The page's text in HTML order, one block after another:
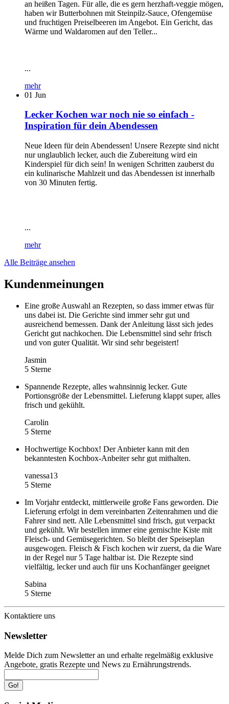
an heißen Tagen. Für alle, die es gern herzhaft-veggie mögen,
haben wir Butterbohnen mit Steinpilz-Sauce, Ofengemüse
und fruchtigen Preiselbeeren im Angebot. Ein Gericht, das
Wärme und Waldaromen auf den Teller...
...
mehr
01 Jun
Lecker Kochen war noch nie so einfach -
Inspiration für dein Abendessen
Neue Ideen für dein Abendessen! Unsere Rezepte sind nicht
nur unglaublich lecker, auch die Zubereitung wird ein
Kinderspiel für dich sein! In wenigen Schritten zauberst du
ein kulinarische Mahlzeit und das Abendessen ist innerhalb
von 30 Minuten fertig.
...
mehr
Alle Beiträge ansehen
Kundenmeinungen
Eine große Auswahl an Rezepten, so dass immer etwas für
uns dabei ist. Die Gerichte sind immer sehr gut und
ausreichend bemessen. Dank der Anleitung lässt sich jedes
Gericht gut nachkochen. Die Lebensmittel sind sehr frisch
und von guter Qualität. Wir sind sehr begeistert!
Jasmin
5 Sterne
Spannende Rezepte, alles wahnsinnig lecker. Gute
Portionsgröße der Lebensmittel. Lieferung klappt super, alles
frisch und gekühlt.
Carolin
5 Sterne
Hochwertige Kochbox! Der Anbieter kann mit den
bekanntesten Kochbox-Anbeiter sehr gut mithalten.
vanessa13
5 Sterne
Im Vorjahr entdeckt, mittlerweile große Fans geworden. Die
Lieferung erfolgt in dem vereinbarten Zeitenrahmen und die
Fahrer sind nett. Alle Lebensmittel sind frisch, gut verpackt
und gekühlt. Wir bestellen immer eine gemischte Kiste mit
Fleisch- und Gemüsegerichten. So bleibt der Speiseplan
ausgewogen. Fleisch & Fisch kochen wir zuerst, da die Ware
in der Regel nur 5 Tage haltbar ist. Die Rezepte sind
vielfältig, lecker und auch für uns Kochanfänger geeignet
Sabina
5 Sterne
Kontaktiere uns
Newsletter
Melde Dich zum Newsletter an und erhalte regelmäßig exklusive
Angebote, gratis Rezepte und News zu Ernährungstrends.
Go!